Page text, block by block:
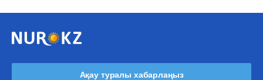
Ақау туралы хабарлаңыз